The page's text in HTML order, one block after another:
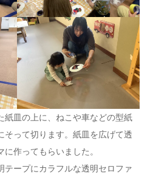
紙皿の上に、ねこや車などの型紙
そって切ります。紙皿を広げて透
作ってもらいました。
テープにカラフルな透明セロファ